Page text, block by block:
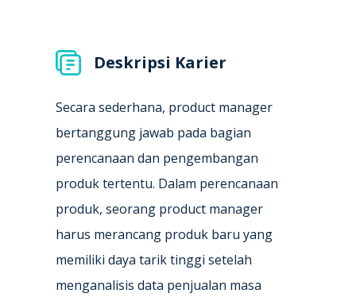
Deskripsi Karier
Secara sederhana, product manager
bertanggung jawab pada bagian
perencanaan dan pengembangan
produk tertentu. Dalam perencanaan
produk, seorang product manager
harus merancang produk baru yang
memiliki daya tarik tinggi setelah
menganalisis data penjualan masa